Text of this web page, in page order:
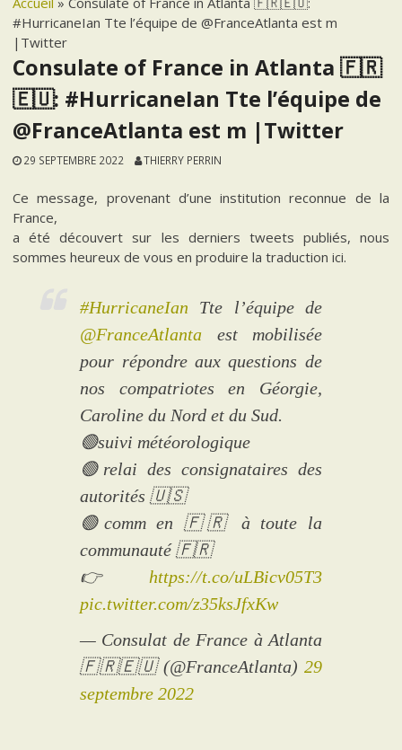
#HurricaneIan Tte l’équipe de @FranceAtlanta est m
|Twitter
Consulate of France in Atlanta 🇫🇷
🇪🇺: #HurricaneIan Tte l’équipe de
@FranceAtlanta est m |Twitter
29 SEPTEMBRE 2022 THIERRY PERRIN
Ce message, provenant d’une institution reconnue de la
France,
a été découvert sur les derniers tweets publiés, nous
sommes heureux de vous en produire la traduction ici.
#HurricaneIan Tte l’équipe de
@FranceAtlanta est mobilisée
pour répondre aux questions de
nos compatriotes en Géorgie,
Caroline du Nord et du Sud.
🟢suivi météorologique
🟢relai des consignataires des
autorités 🇺🇸
🟢comm en 🇫🇷 à toute la
communauté 🇫🇷
👉 https://t.co/uLBicv05T3
pic.twitter.com/z35ksJfxKw
— Consulat de France à Atlanta
🇫🇷🇪🇺 (@FranceAtlanta) 29
septembre 2022